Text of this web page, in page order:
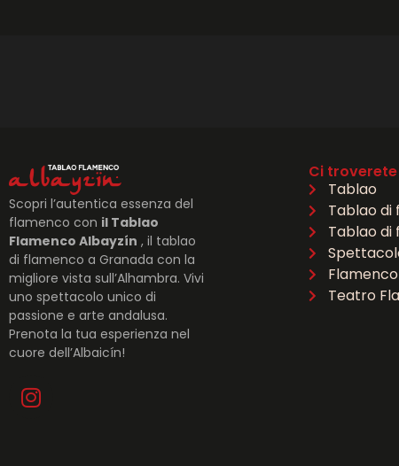
Scopri l’autentica essenza del
flamenco con il Tablao
Flamenco Albayzín , il tablao
di flamenco a Granada con la
migliore vista sull’Alhambra. Vivi
uno spettacolo unico di
passione e arte andalusa.
Prenota la tua esperienza nel
cuore dell’Albaicín!
Ci
Tablao
Tablao di
Tablao di
Teatro